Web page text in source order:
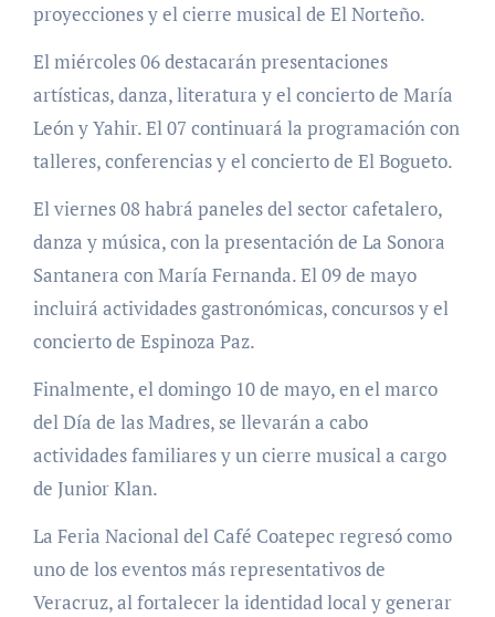
proyecciones y el cierre musical de El Norteño.
El miércoles 06 destacarán presentaciones
artísticas, danza, literatura y el concierto de María
León y Yahir. El 07 continuará la programación con
talleres, conferencias y el concierto de El Bogueto.
El viernes 08 habrá paneles del sector cafetalero,
danza y música, con la presentación de La Sonora
Santanera con María Fernanda. El 09 de mayo
incluirá actividades gastronómicas, concursos y el
concierto de Espinoza Paz.
Finalmente, el domingo 10 de mayo, en el marco
del Día de las Madres, se llevarán a cabo
actividades familiares y un cierre musical a cargo
de Junior Klan.
La Feria Nacional del Café Coatepec regresó como
uno de los eventos más representativos de
Veracruz, al fortalecer la identidad local y generar